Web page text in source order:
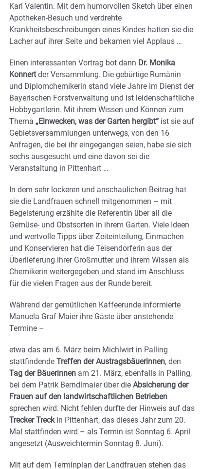
Karl Valentin. Mit dem humorvollen Sketch über einen
Apotheken-Besuch und verdrehte
Krankheitsbeschreibungen eines Kindes hatten sie die
Lacher auf ihrer Seite und bekamen viel Applaus …
Einen interessanten Vortrag bot dann Dr. Monika
Konnertder Versammlung. Die gebürtige Rumänin
und Diplomchemikerin stand viele Jahre im Dienst der
Bayerischen Forstverwaltung und ist leidenschaftliche
Hobbygartlerin. Mit ihrem Wissen und Können zum
Thema „Einwecken, was der Garten hergibt“ ist sie auf
Gebietsversammlungen unterwegs, von den 16
Anfragen, die bei ihr eingegangen seien, habe sie sich
sechs ausgesucht und eine davon sei die
Veranstaltung in Pittenhart …
In dem sehr lockeren und anschaulichen Beitrag hat
sie die Landfrauen schnell mitgenommen – mit
Begeisterung erzählte die Referentin über all die
Gemüse- und Obstsorten in ihrem Garten. Viele Ideen
und wertvolle Tipps über Zeiteinteilung, Einmachen
und Konservieren hat die Teisendorferin aus der
Überlieferung ihrer Großmutter und ihrem Wissen als
Chemikerin weitergegeben und stand im Anschluss
für die vielen Fragen aus der Runde bereit.
Während der gemütlichen Kaffeerunde informierte
Manuela Graf-Maier ihre Gäste über anstehende
Termine –
etwa das am 6. März beim Michlwirt in Palling
stattfindende Treffen der Austragsbäuerinnen, den
Tag der Bäuerinnen am 21. März, ebenfalls in Palling,
bei dem Patrik Berndlmaier über die Absicherung der
Frauen auf den landwirtschaftlichen Betrieben
sprechen wird. Nicht fehlen durfte der Hinweis auf das
Trecker Treckin Pittenhart, das dieses Jahr zum 20.
Mal stattfinden wird – als Termin ist Sonntag 6. April
angesetzt (Ausweichtermin Sonntag 8. Juni).
Mit auf dem Terminplan der Landfrauen stehen das